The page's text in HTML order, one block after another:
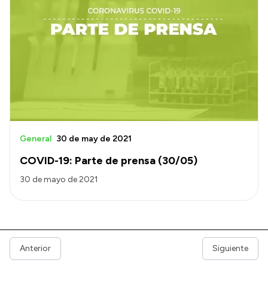
COVID-19: Parte de prensa (30/05)
General 30 de may de 2021
30 de mayo de 2021
Anterior Siguiente